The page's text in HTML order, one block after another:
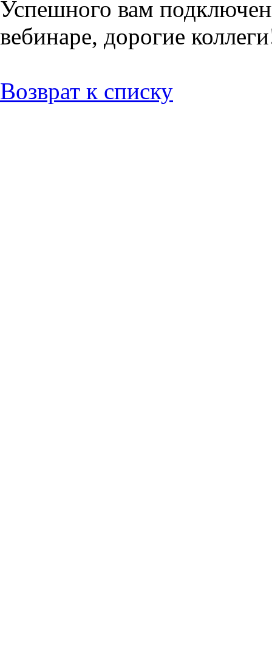
Успешного вам
вебинаре, дорогие
Возврат к списку